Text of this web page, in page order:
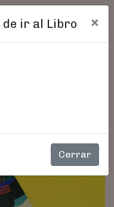
de ir al Libro ×
Cerrar